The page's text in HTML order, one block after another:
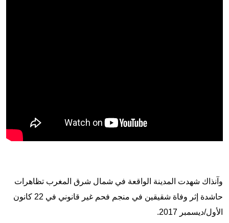
وآنذاك شهدت المدينة الواقعة في شمال شرق المغرب تظاهرات
حاشدة إثر وفاة شقيقين في منجم فحم غير قانوني في 22 كانون
الأول/ديسمبر 2017.